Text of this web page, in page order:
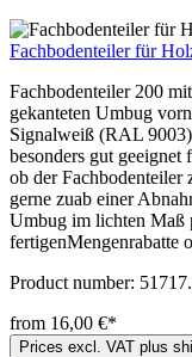
Fachbodenteiler für
Fachbodenteiler 200
gekanteten Umbug
Signalweiß (RAL
besonders gut
ob der Fachbodenteiler
gerne zuab einer
Umbug im lichten Maß
fertigenMengenrabatte
Product number:
from 16,00 €*
Prices excl. VAT plus